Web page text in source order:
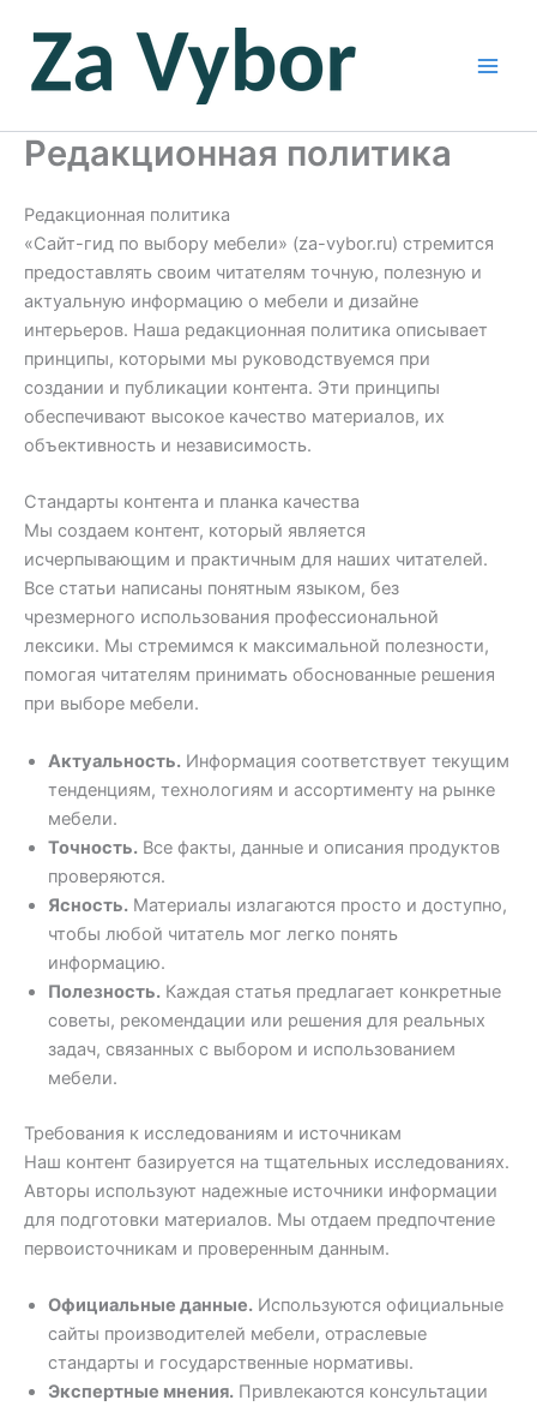
содержимому
Редакционная политика
Редакционная политика
«Сайт-гид по выбору мебели» (za-vybor.ru) стремится
предоставлять своим читателям точную, полезную и
актуальную информацию о мебели и дизайне
интерьеров. Наша редакционная политика описывает
принципы, которыми мы руководствуемся при
создании и публикации контента. Эти принципы
обеспечивают высокое качество материалов, их
объективность и независимость.
Стандарты контента и планка качества
Мы создаем контент, который является
исчерпывающим и практичным для наших читателей.
Все статьи написаны понятным языком, без
чрезмерного использования профессиональной
лексики. Мы стремимся к максимальной полезности,
помогая читателям принимать обоснованные решения
при выборе мебели.
Актуальность. Информация соответствует текущим
тенденциям, технологиям и ассортименту на рынке
мебели.
Точность. Все факты, данные и описания продуктов
проверяются.
Ясность. Материалы излагаются просто и доступно,
чтобы любой читатель мог легко понять
информацию.
Полезность. Каждая статья предлагает конкретные
советы, рекомендации или решения для реальных
задач, связанных с выбором и использованием
мебели.
Требования к исследованиям и источникам
Наш контент базируется на тщательных исследованиях.
Авторы используют надежные источники информации
для подготовки материалов. Мы отдаем предпочтение
первоисточникам и проверенным данным.
Официальные данные. Используются официальные
сайты производителей мебели, отраслевые
стандарты и государственные нормативы.
Экспертные мнения. Привлекаются консультации